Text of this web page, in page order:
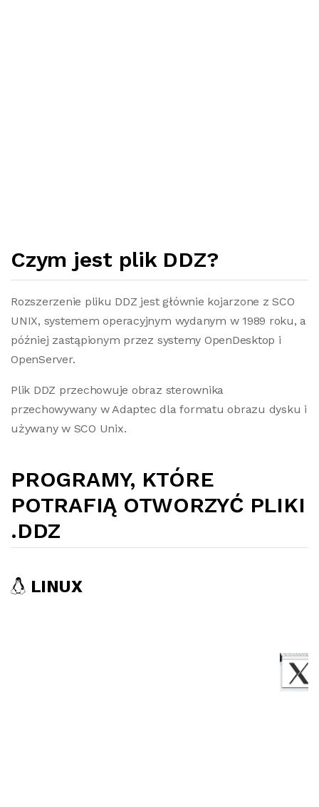
Czym jest plik DDZ?
Rozszerzenie pliku DDZ jest głównie kojarzone z SCO
UNIX, systemem operacyjnym wydanym w 1989 roku, a
później zastąpionym przez systemy OpenDesktop i
OpenServer.
Plik DDZ przechowuje obraz sterownika
przechowywany w Adaptec dla formatu obrazu dysku i
używany w SCO Unix.
PROGRAMY, KTÓRE
POTRAFIĄ OTWORZYĆ PLIKI
.DDZ
LINUX